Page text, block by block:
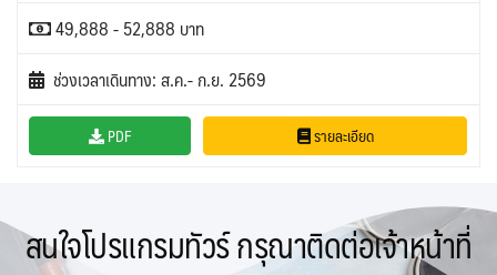
49,888 - 52,888 บาท
ช่วงเวลาเดินทาง: ส.ค.- ก.ย. 2569
PDF รายละเอียด
สนใจโปรแกรมทัวร์ กรุณาติดต่อเจ้าหน้าที่